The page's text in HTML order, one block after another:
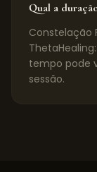
Qual a
Constelação
tempo pode
sessão.